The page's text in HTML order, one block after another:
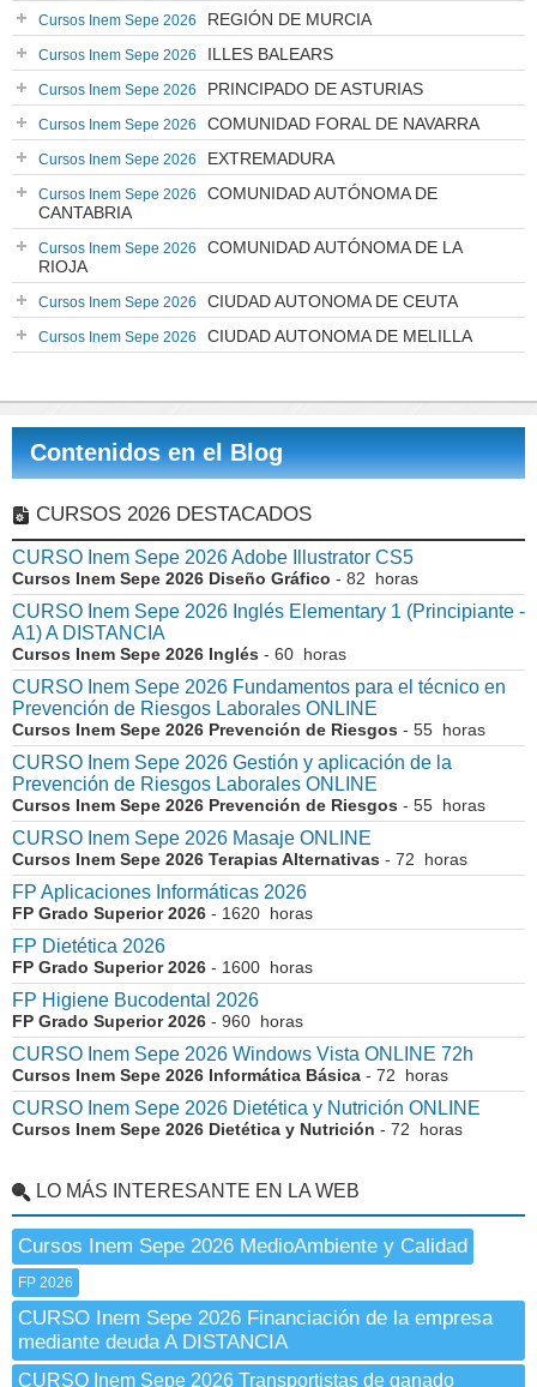
Cursos Inem Sepe 2026 REGIÓN DE MURCIA
Cursos Inem Sepe 2026 ILLES BALEARS
Cursos Inem Sepe 2026 PRINCIPADO DE ASTURIAS
Cursos Inem Sepe 2026 COMUNIDAD FORAL DE NAVARRA
Cursos Inem Sepe 2026 EXTREMADURA
Cursos Inem Sepe 2026
COMUNIDAD AUTÓNOMA DE
CANTABRIA
Cursos Inem Sepe 2026
COMUNIDAD AUTÓNOMA DE LA
RIOJA
Cursos Inem Sepe 2026 CIUDAD AUTONOMA DE CEUTA
Cursos Inem Sepe 2026 CIUDAD AUTONOMA DE MELILLA
Contenidos en el Blog
CURSOS 2026 DESTACADOS
CURSO Inem Sepe 2026 Adobe Illustrator CS5
Cursos Inem Sepe 2026 Diseño Gráfico - 82 horas
CURSO Inem Sepe 2026 Inglés Elementary 1 (Principiante -
A1) A DISTANCIA
Cursos Inem Sepe 2026 Inglés - 60 horas
CURSO Inem Sepe 2026 Fundamentos para el técnico en
Prevención de Riesgos Laborales ONLINE
Cursos Inem Sepe 2026 Prevención de Riesgos - 55 horas
CURSO Inem Sepe 2026 Gestión y aplicación de la
Prevención de Riesgos Laborales ONLINE
Cursos Inem Sepe 2026 Prevención de Riesgos - 55 horas
CURSO Inem Sepe 2026 Masaje ONLINE
Cursos Inem Sepe 2026 Terapias Alternativas - 72 horas
FP Aplicaciones Informáticas 2026
FP Grado Superior 2026 - 1620 horas
FP Dietética 2026
FP Grado Superior 2026 - 1600 horas
FP Higiene Bucodental 2026
FP Grado Superior 2026 - 960 horas
CURSO Inem Sepe 2026 Windows Vista ONLINE 72h
Cursos Inem Sepe 2026 Informática Básica - 72 horas
CURSO Inem Sepe 2026 Dietética y Nutrición ONLINE
Cursos Inem Sepe 2026 Dietética y Nutrición - 72 horas
LO MÁS INTERESANTE EN LA WEB
Cursos Inem Sepe 2026 MedioAmbiente y Calidad
FP 2026
CURSO Inem Sepe 2026 Financiación de la empresa
mediante deuda A DISTANCIA
CURSO Inem Sepe 2026 Transportistas de ganado